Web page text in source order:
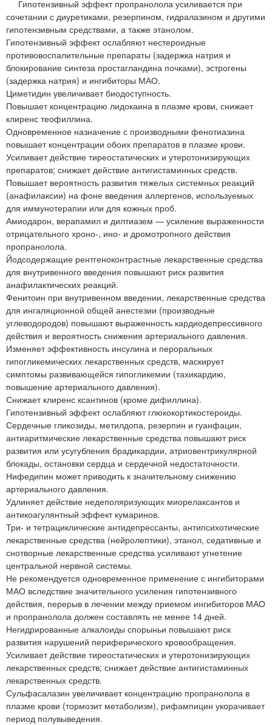
Гипотензивный эффект пропранолола усиливается при
сочетании с диуретиками, резерпином, гидралазином и другими
гипотензивным средствами, а также этанолом.
Гипотензивный эффект ослабляют нестероидные
противовоспалительные препараты (задержка натрия и
блокирование синтеза простагландина почками), эстрогены
(задержка натрия) и ингибиторы МАО.
Циметидин увеличивает биодоступность.
Повышает концентрацию лидокаина в плазме крови, снижает
клиренс теофиллина.
Одновременное назначение с производными фенотиазина
повышает концентрации обоих препаратов в плазме крови.
Усиливает действие тиреостатических и утеротонизирующих
препаратов; снижает действие антигистаминных средств.
Повышает вероятность развития тяжелых системных реакций
(анафилаксии) на фоне введения аллергенов, используемых
для иммунотерапии или для кожных проб.
Амиодарон, верапамил и дилтиазем — усиление выраженности
отрицательного хроно-, ино- и дромотропного действия
пропранолола.
Йодсодержащие рентгеноконтрастные лекарственные средства
для внутривенного введения повышают риск развития
анафилактических реакций.
Фенитоин при внутривенном введении, лекарственные средства
для ингаляционной общей анестезии (производные
углеводородов) повышают выраженность кардиодепрессивного
действия и вероятность снижения артериального давления.
Изменяет эффективность инсулина и пероральных
гипогликемических лекарственных средств, маскирует
симптомы развивающейся гипогликемии (тахикардию,
повышение артериального давления).
Снижает клиренс ксантинов (кроме дифиллина).
Гипотензивный эффект ослабляют глюкокортикостероиды.
Сердечные гликозиды, метилдопа, резерпин и гуанфацин,
антиаритмические лекарственные средства повышают риск
развития или усугубления брадикардии, атриовентрикулярной
блокады, остановки сердца и сердечной недостаточности.
Нифедипин может приводить к значительному снижению
артериального давления.
Удлиняет действие недеполяризующих миорелаксантов и
антикоагулянтный эффект кумаринов.
Три- и тетрациклические антидепрессанты, антипсихотические
лекарственные средства (нейролептики), этанол, седативные и
снотворные лекарственные средства усиливают угнетение
центральной нервной системы.
Не рекомендуется одновременное применение с ингибиторами
МАО вследствие значительного усиления гипотензивного
действия, перерыв в лечении между приемом ингибиторов МАО
и пропранолола должен составлять не менее 14 дней.
Негидрированные алкалоиды спорыньи повышают риск
развития нарушений периферического кровообращения.
Усиливает действие тиреостатических и утеротонизирующих
лекарственных средств; снижает действие антигистаминных
лекарственных средств.
Сульфасалазин увеличивает концентрацию пропранолола в
плазме крови (тормозит метаболизм), рифампицин укорачивает
период полувыведения.